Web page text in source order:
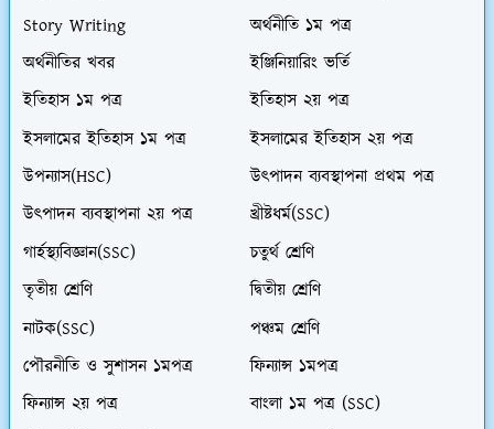
Story Writing
অর্থনীতি ১ম পত্র
অর্থনীতির খবর
ইঞ্জিনিয়ারিং ভর্তি
ইতিহাস ১ম পত্র
ইতিহাস ২য় পত্র
ইসলামের ইতিহাস ১ম পত্র
ইসলামের ইতিহাস ২য় পত্র
উপন্যাস(HSC)
উৎপাদন ব্যবস্থাপনা প্রথম পত্র
উৎপাদন ব্যবস্থাপনা ২য় পত্র
খ্রীষ্টধর্ম(SSC)
গার্হস্থ্যবিজ্ঞান(SSC)
চতুর্থ শ্রেণি
তৃতীয় শ্রেণি
দ্বিতীয় শ্রেণি
নাটক(SSC)
পঞ্চম শ্রেণি
পৌরনীতি ও সুশাসন ১মপত্র
ফিন্যান্স ১মপত্র
ফিন্যান্স ২য় পত্র
বাংলা ১ম পত্র (SSC)